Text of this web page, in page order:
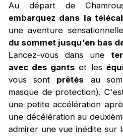
Au départ de
embarquez dans la
une aventure
du sommet jusqu'en bas
Lancez-vous dans une
avec des gants et les
vous sont prêtés au
masque de protection).
une petite accélération
une décélération au
admirer une vue inédite sur